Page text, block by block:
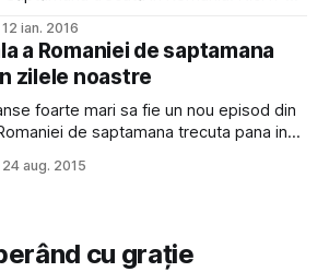
cont, mai ales că prima luna e gratuită.
vreme
12 ian. 2016
a Romaniei de saptamana
zilele noastre
foarte mari sa fie un nou episod din
de saptamana trecuta pana in
de Institutul Cultural de
24 aug. 2015
cu grație